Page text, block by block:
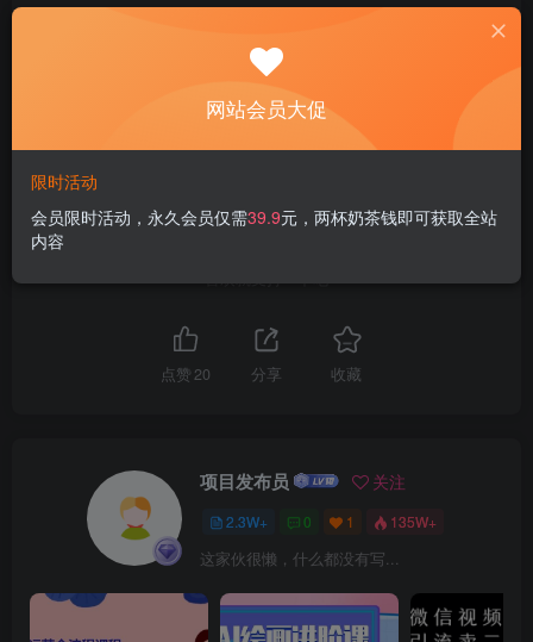
文章版权归作者所有，未经允许请勿转载。
活动线报
喜欢就支持一下吧
点赞 20 分享 收藏
项目发布员 关注
2.3W+ 0 1 135W+
这家伙很懒，什么都没有写...
网站会员大促
限时活动
会员限时活动，永久会员仅需39.9元，两杯奶茶钱即可获取全站
内容